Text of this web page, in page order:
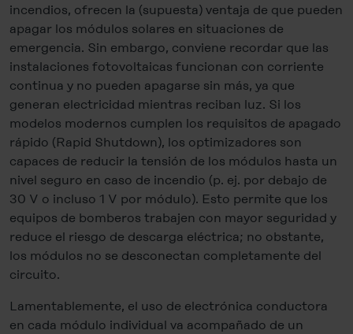
incendios, ofrecen la (supuesta) ventaja de que pueden
apagar los módulos solares en situaciones de
emergencia. Sin embargo, conviene recordar que las
instalaciones fotovoltaicas funcionan con corriente
continua y no pueden apagarse sin más, ya que
generan electricidad mientras reciban luz. Si los
modelos modernos cumplen los requisitos de apagado
rápido (Rapid Shutdown), los optimizadores son
capaces de reducir la tensión de los módulos hasta un
nivel seguro en caso de incendio (p. ej. por debajo de
30 V o incluso 1 V por módulo). Esto permite que los
equipos de bomberos trabajen con mayor seguridad y
reduce el riesgo de descarga eléctrica; no obstante,
los módulos no se desconectan completamente del
circuito.
Lamentablemente, el uso de electrónica conductora
en cada módulo individual va acompañado de un